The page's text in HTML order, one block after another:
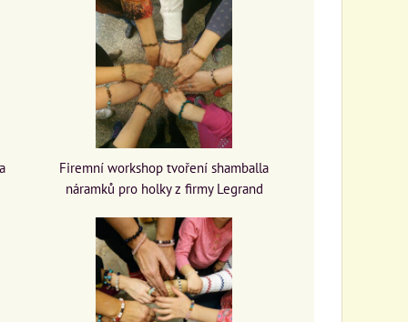
Firemní workshop tvoření shamballa
náramků pro holky z firmy Legrand